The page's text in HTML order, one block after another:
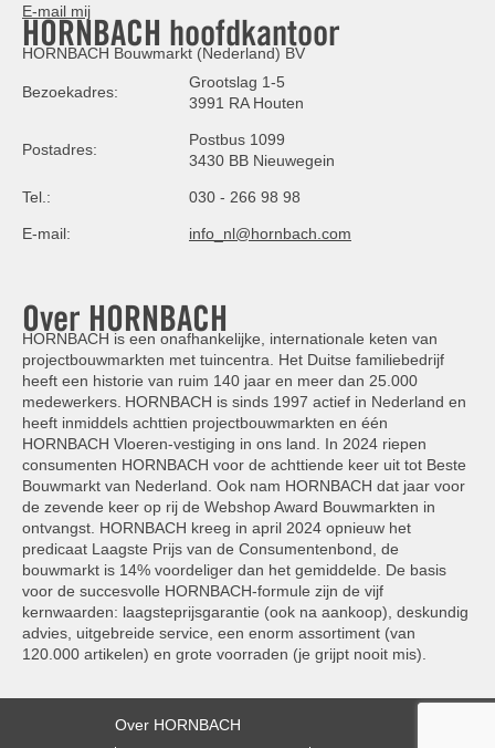
E-mail mij
HORNBACH hoofdkantoor
HORNBACH Bouwmarkt (Nederland) BV
Bezoekadres:
Grootslag 1-5
3991 RA Houten
Postadres:
Postbus 1099
3430 BB Nieuwegein
Tel.: 030 - 266 98 98
E-mail: info_nl@hornbach.com
Over HORNBACH
HORNBACH is een onafhankelijke, internationale keten van
projectbouwmarkten met tuincentra. Het Duitse familiebedrijf
heeft een historie van ruim 140 jaar en meer dan 25.000
medewerkers. HORNBACH is sinds 1997 actief in Nederland en
heeft inmiddels achttien projectbouwmarkten en één
HORNBACH Vloeren-vestiging in ons land. In 2024 riepen
consumenten HORNBACH voor de achttiende keer uit tot Beste
Bouwmarkt van Nederland. Ook nam HORNBACH dat jaar voor
de zevende keer op rij de Webshop Award Bouwmarkten in
ontvangst. HORNBACH kreeg in april 2024 opnieuw het
predicaat Laagste Prijs van de Consumentenbond, de
bouwmarkt is 14% voordeliger dan het gemiddelde. De basis
voor de succesvolle HORNBACH-formule zijn de vijf
kernwaarden: laagsteprijsgarantie (ook na aankoop), deskundig
advies, uitgebreide service, een enorm assortiment (van
120.000 artikelen) en grote voorraden (je grijpt nooit mis).
Over HORNBACH